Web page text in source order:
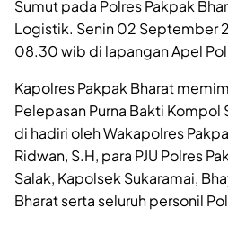
Sumut pada Polres Pakpak
Logistik. Senin 02 September
08.30 wib di lapangan Apel
Kapolres Pakpak Bharat
Pelepasan Purna Bakti Kompol
di hadiri oleh Wakapolres
Ridwan, S.H, para PJU Polres
Salak, Kapolsek Sukaramai,
Bharat serta seluruh personil